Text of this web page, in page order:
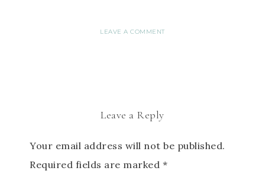
LEAVE A COMMENT
Leave a Reply
Your email address will not be published.
Required fields are marked *